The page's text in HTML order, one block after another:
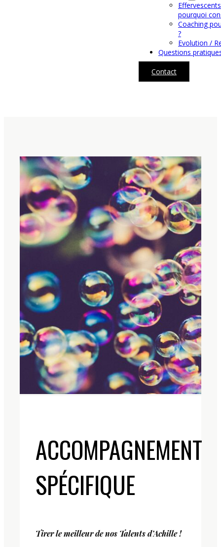
pourquoi
Coaching
?
Evolution /
Questions
Contact
ACCOMPAGNEMENT
SPÉCIFIQUE
Tirer le meilleur de nos Talents d’Achille !